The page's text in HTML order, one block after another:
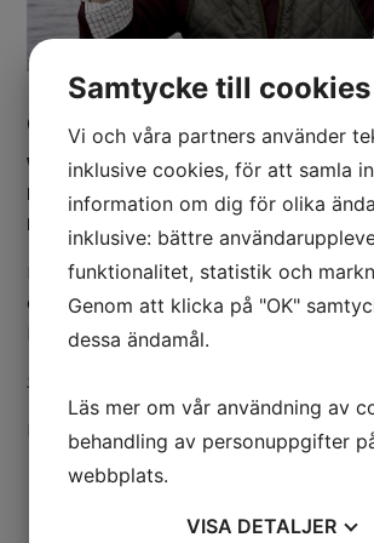
Crayfish party with Per
When the late summer sun is going
Morberg invites you to a crayfish
Lodge.
Enjoy a wonderful experience with freshly
crayfish, entertainment and new
Lodge in the company of Per Morberg.
Saturday, August 23, 6:00 PM – 10:00 PM
Price:
SEK 895
Samtycke till cookies
Vi och våra partners använder
inklusive cookies, för att samla in
information om dig för olika
inklusive: bättre
funktionalitet, statistik och
Genom att klicka på "OK"
dessa ändamål.
Läs mer om vår användning av
behandling av personuppgifter
webbplats.
VISA DETALJER